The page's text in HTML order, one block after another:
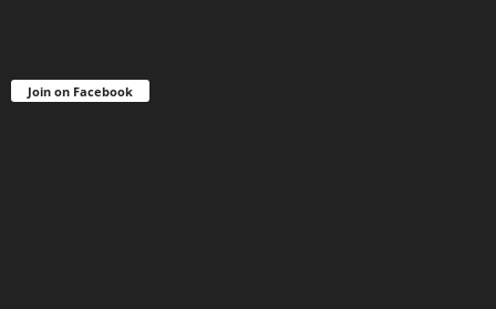
Join on Facebook